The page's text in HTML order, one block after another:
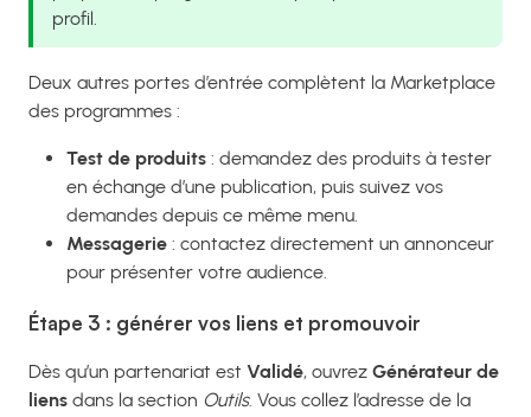
profil.
Deux autres portes d’entrée complètent la Marketplace
des programmes :
Test de produits : demandez des produits à tester
en échange d’une publication, puis suivez vos
demandes depuis ce même menu.
Messagerie : contactez directement un annonceur
pour présenter votre audience.
Étape 3 : générer vos liens et promouvoir
Dès qu’un partenariat est Validé, ouvrez Générateur de
liens dans la section Outils. Vous collez l’adresse de la